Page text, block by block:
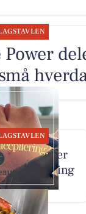
forklarer
hårfjerning